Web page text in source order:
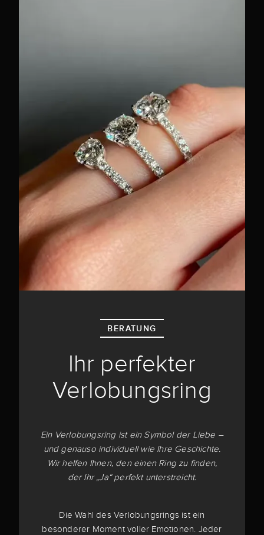
BERATUNG
Ihr perfekter
Verlobungsring
Ein Verlobungsring ist ein Symbol der Liebe –
und genauso individuell wie Ihre Geschichte.
Wir helfen Ihnen, den einen Ring zu finden,
der Ihr „Ja“ perfekt unterstreicht.
Die Wahl des Verlobungsrings ist ein
besonderer Moment voller Emotionen. Jeder